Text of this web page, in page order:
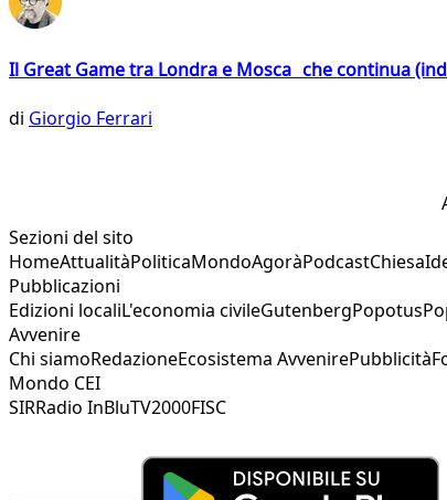
Il Great Game tra Londra e Mosca che continua
di Giorgio Ferrari
Sezioni del sito
HomeAttualitàPoliticaMondoAgoràPodcastChiesa
Pubblicazioni
Edizioni localiL'economia civileGutenbergPopotus
Avvenire
Chi siamoRedazioneEcosistema AvvenirePubblicità
Mondo CEI
SIRRadio InBluTV2000FISC